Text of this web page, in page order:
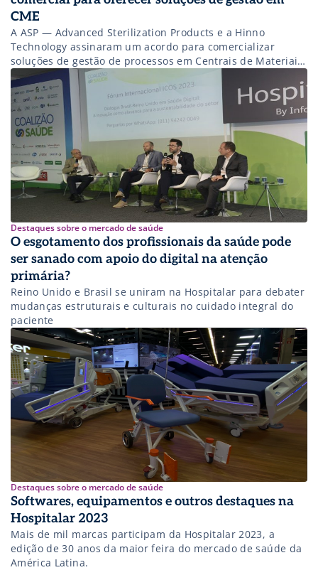
CME
A ASP — Advanced Sterilization Products e a Hinno
Technology assinaram um acordo para comercializar
soluções de gestão de processos em Centrais de Materiais
e Esterilização (CME) durante a 30ª edição da Feira
Hospitalar. A Hinno Technology traz um grande
conhecimento em software de gestão e controle de
processamento de instrumentos cirúrgicos, bem como
soluções […]
Destaques sobre o mercado de saúde
O esgotamento dos profissionais da saúde pode
ser sanado com apoio do digital na atenção
primária?
Reino Unido e Brasil se uniram na Hospitalar para debater
mudanças estruturais e culturais no cuidado integral do
paciente
Destaques sobre o mercado de saúde
Softwares, equipamentos e outros destaques na
Hospitalar 2023
Mais de mil marcas participam da Hospitalar 2023, a
edição de 30 anos da maior feira do mercado de saúde da
América Latina.